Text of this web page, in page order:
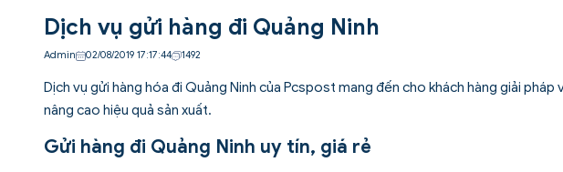
Dịch vụ gửi hàng đi Quảng Ninh
Admin 02/08/2019 17:17:44 1492
Dịch vụ gửi hàng hóa đi Quảng Ninh của Pcspost mang đến cho khách hàng giải
nâng cao hiệu quả sản xuất.
Gửi hàng đi Quảng Ninh uy tín, giá rẻ